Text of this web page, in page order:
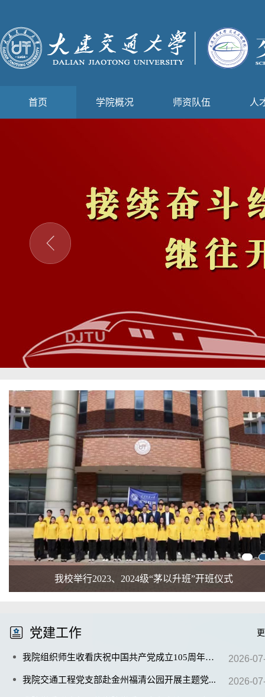
首页 学院概况 师资队伍 人
我校举行2023、2024级“茅以升班”开班仪式
党建工作
我院组织师生收看庆祝中国共产党成立105周年大 2026-
我院交通工程党支部赴金州福清公园开展主题党... 2026-